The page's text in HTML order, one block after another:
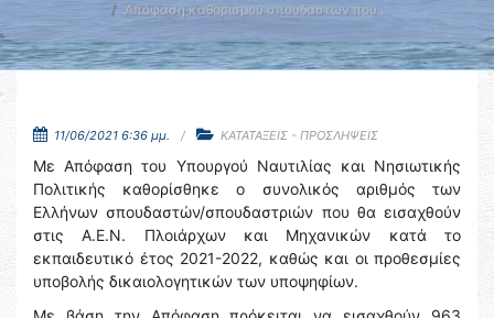
Απόφαση καθορισμού σπουδαστών που …
11/06/2021 6:36 μμ. ΚΑΤΑΤΑΞΕΙΣ - ΠΡΟΣΛΗΨΕΙΣ
Με Απόφαση του Υπουργού Ναυτιλίας και Νησιωτικής
Πολιτικής καθορίσθηκε ο συνολικός αριθμός των
Ελλήνων σπουδαστών/σπουδαστριών που θα εισαχθούν
στις Α.Ε.Ν. Πλοιάρχων και Μηχανικών κατά το
εκπαιδευτικό έτος 2021-2022, καθώς και οι προθεσμίες
υποβολής δικαιολογητικών των υποψηφίων.